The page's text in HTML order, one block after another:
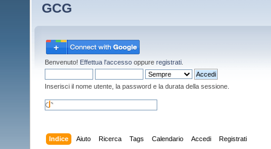
GCG
Benvenuto! Effettua l'accesso oppure registrati
Inserisci il nome utente, la password e la durata della sessione.
Indice Aiuto Ricerca Tags Calendario Accedi Registrati